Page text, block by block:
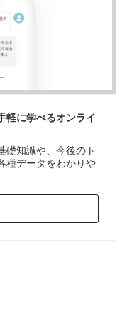
軽に学べるオンライ
礎知識や、今後のト
種データをわかりや